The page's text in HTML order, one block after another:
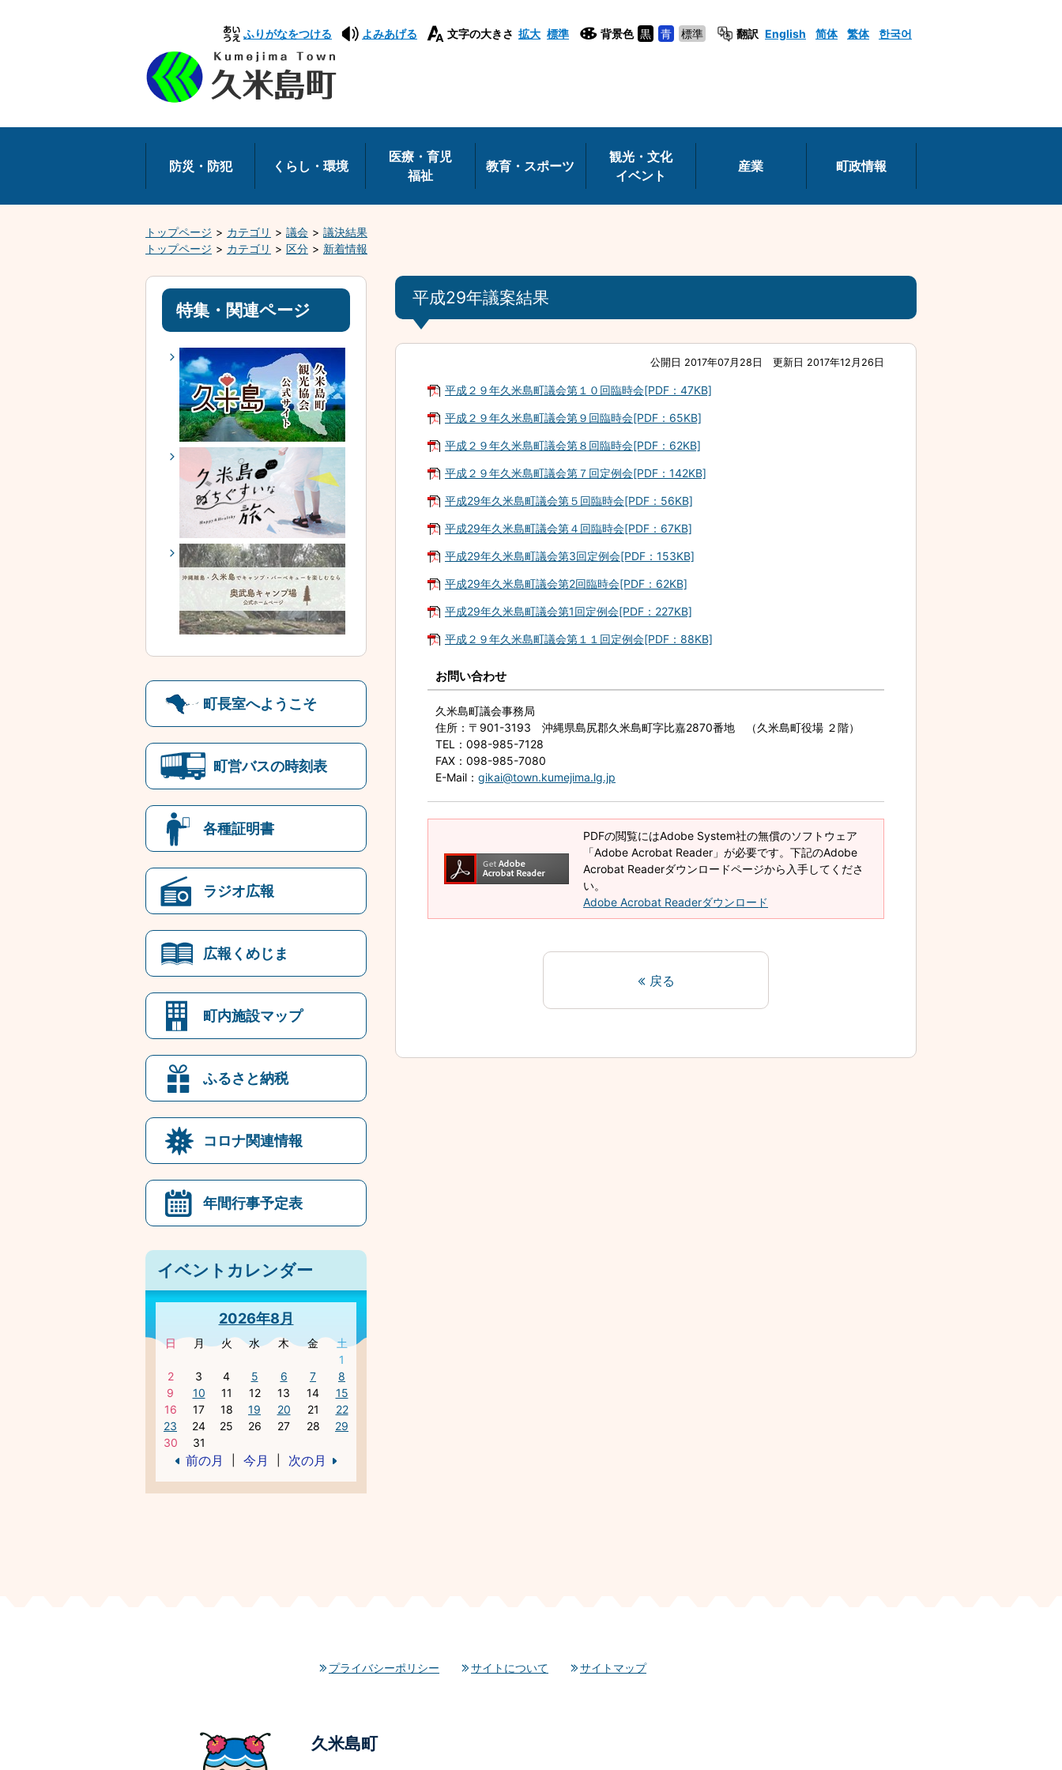
本
文
へ
移
動
ふりがなをつける よみあげる 文字の大きさ 拡大 標準 背景色 黒 青 標準 翻訳 English 简体 繁体 한국어
防災・防犯 くらし・環境
医療・育児
福祉
教育・スポーツ
観光・文化
イベント
産業 町政情報
トップページ カテゴリ 議会
議決結果
トップページ
カテゴリ 区分 新着情報
平成29年議案結果
公開日 2017年07月28日 更新日 2017年12月26日
平成２９年久米島町議会第１０回臨時会[PDF：47KB]
平成２９年久米島町議会第９回臨時会[PDF：65KB]
平成２９年久米島町議会第８回臨時会[PDF：62KB]
平成２９年久米島町議会第７回定例会[PDF：142KB]
平成29年久米島町議会第５回臨時会[PDF：56KB]
平成29年久米島町議会第４回臨時会[PDF：67KB]
平成29年久米島町議会第3回定例会[PDF：153KB]
平成29年久米島町議会第2回臨時会[PDF：62KB]
平成29年久米島町議会第1回定例会[PDF：227KB]
平成２９年久米島町議会第１１回定例会[PDF：88KB]
お問い合わせ
久米島町議会事務局
住所 ：〒901-3193 沖縄県島尻郡久米島町字比嘉2870番地 （久米島町役場 ２階）
TEL
：098-985-7128
FAX ：098-985-7080
E-Mail ： gikai@town.kumejima.lg.jp
PDFの閲覧にはAdobe System社の無償のソフトウェア
「Adobe Acrobat Reader」が必要です。下記のAdobe
Acrobat Readerダウンロードページから入手してくださ
い。
Adobe Acrobat Readerダウンロード
戻る
特集・関連ページ
町長室へようこそ
町営バスの時刻表
各種証明書
ラジオ広報
広報くめじま
町内施設マップ
ふるさと納税
コロナ関連情報
年間行事予定表
イベントカレンダー
2026年8月
日 月 火 水 木 金
土
1
2
3 4 5 6 7
8
9
10 11 12 13 14
15
16
17 18 19 20 21
22
23
24 25 26 27 28
29
30
31
前の月 今月 次の月
プライバシーポリシー サイトについて サイトマップ
久米島町